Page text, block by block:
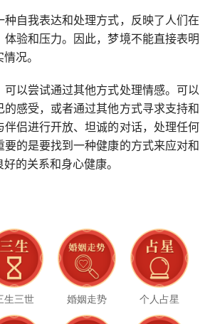
种自我表达和处理方式，反映了人们在
体验和压力。因此，梦境不能直接表明
况。
以尝试通过其他方式处理情感。可以
感受，或者通过其他方式寻求支持和
伴侣进行开放、坦诚的对话，处理任何
要的是要找到一种健康的方式来应对和
的关系和身心健康。
生三世 婚姻走势 个人占星